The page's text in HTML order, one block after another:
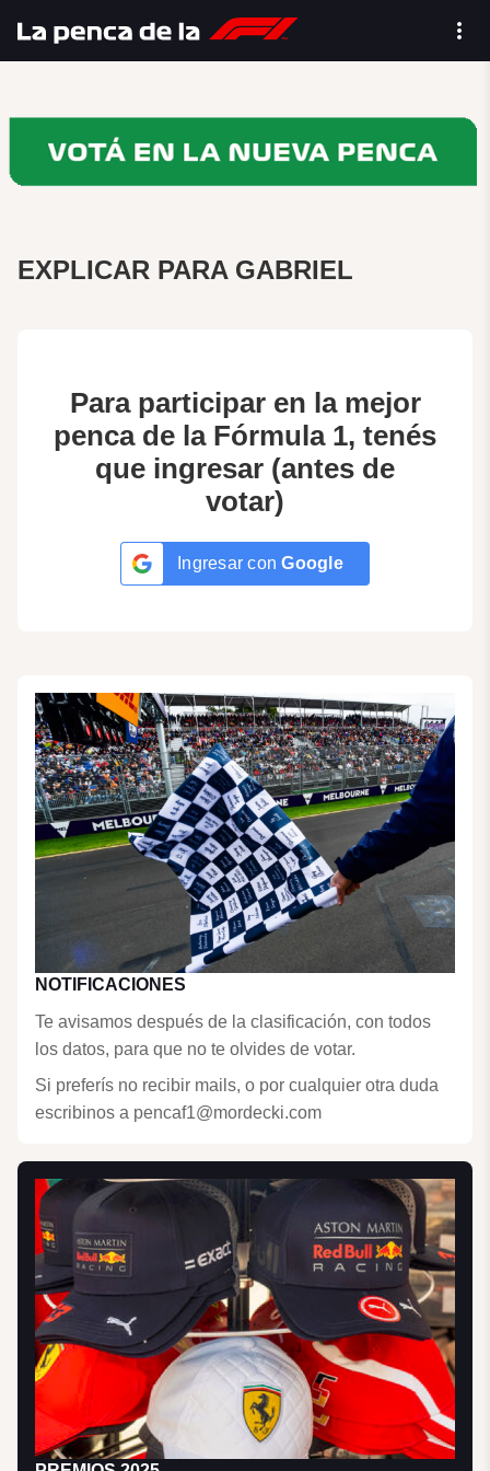
EXPLICAR PARA GABRIEL
Para participar en la mejor
penca de la Fórmula 1, tenés
que ingresar (antes de
votar)
Ingresar conGoogle
NOTIFICACIONES
Te avisamos después de la clasificación, con todos
los datos, para que no te olvides de votar.
Si preferís no recibir mails, o por cualquier otra duda
escribinos a pencaf1@mordecki.com